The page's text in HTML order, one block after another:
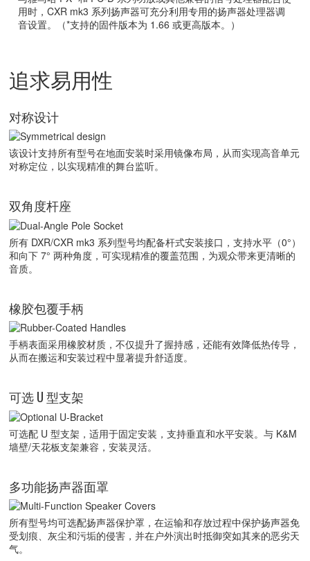
用时，CXR mk3 系列扬声器可充分利用专用的扬声器处理器调
音设置。（*支持的固件版本为 1.66 或更高版本。）
追求易用性
对称设计
该设计支持所有型号在地面安装时采用镜像布局，从而实现高音单元
对称定位，以实现精准的舞台监听。
双角度杆座
所有 DXR/CXR mk3 系列型号均配备杆式安装接口，支持水平（0°）
和向下 7° 两种角度，可实现精准的覆盖范围，为观众带来更清晰的
音质。
橡胶包覆手柄
手柄表面采用橡胶材质，不仅提升了握持感，还能有效降低热传导，
从而在搬运和安装过程中显著提升舒适度。
可选 U 型支架
可选配 U 型支架，适用于固定安装，支持垂直和水平安装。与 K&M
墙壁/天花板支架兼容，安装灵活。
多功能扬声器面罩
所有型号均可选配扬声器保护罩，在运输和存放过程中保护扬声器免
受划痕、灰尘和污垢的侵害，并在户外演出时抵御突如其来的恶劣天
气。